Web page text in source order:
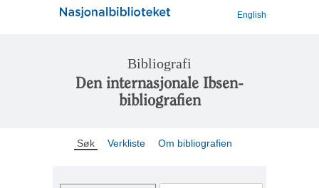
English
Bibliografi
Den internasjonale Ibsen-
bibliografien
Søk Verkliste Om bibliografien